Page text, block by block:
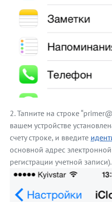
Тапните на строке
вашем устройстве
счету строке, и введите
основной адрес
регистрации учетной записи).